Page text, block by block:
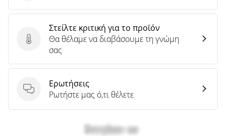
Στείλτε κριτική για το προϊόν
Στείλτε κριτική για το προϊόν
Θα θέλαμε να διαβάσουμε τη γνώμη
σας
Ερωτήσεις
Ερωτήσεις
Ρωτήστε μας ό,τι θέλετε